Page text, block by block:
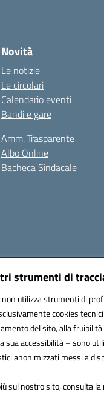
strumenti di
utilizza strumenti di
cookies
del sito, alla fruibilità
sua accessibilità – sono
anonimizzati messi a
sul nostro sito, consulta la
Novità
Le notizie
Le circolari
Calendario eventi
Bandi e gare
Amm. Trasparente
Albo Online
Bacheca Sindacale